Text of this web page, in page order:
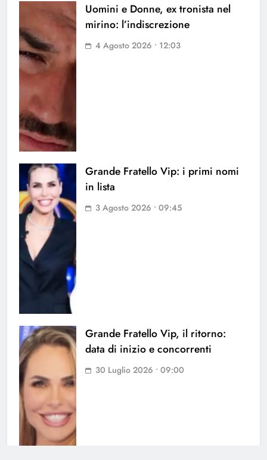
Uomini e Donne, ex tronista nel
mirino: l’indiscrezione
4 Agosto 2026 • 12:03
Grande Fratello Vip: i primi nomi
in lista
3 Agosto 2026 • 09:45
Grande Fratello Vip, il ritorno:
data di inizio e concorrenti
30 Luglio 2026 • 09:00